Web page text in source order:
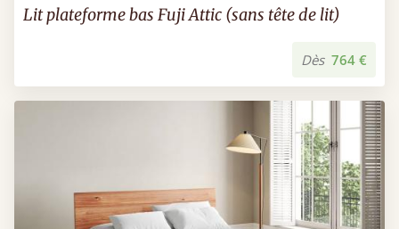
Lit plateforme bas Fuji Attic (sans tête de lit)
Dès 764 €